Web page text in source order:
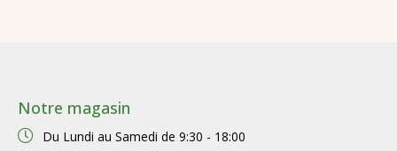
Notre magasin
Du Lundi au Samedi de 9:30 - 18:00